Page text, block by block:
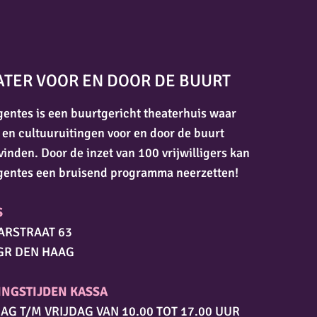
VOOR EN DOOR DE BUURT
is een buurtgericht theaterhuis waar
cultuuruitingen voor en door de buurt
Door de inzet van 100 vrijwilligers kan
een bruisend programma neerzetten!
63
DEN HAAG
KASSA
T/M VRIJDAG VAN 10.00 TOT 17.00 UUR